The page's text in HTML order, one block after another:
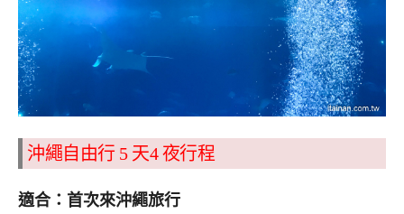
沖繩自由行 5 天4夜行程
適合：首次來沖繩旅行